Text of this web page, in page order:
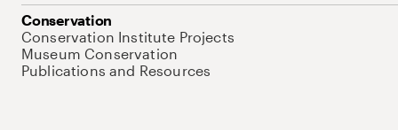
Conservation
Conservation Institute Projects
Museum Conservation
Publications and Resources